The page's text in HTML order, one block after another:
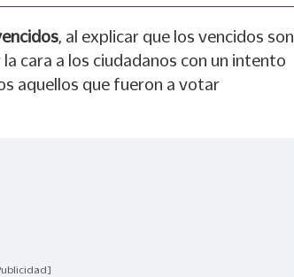
, al explicar que los vencidos son
cara a los ciudadanos con un intento
aquellos que fueron a votar